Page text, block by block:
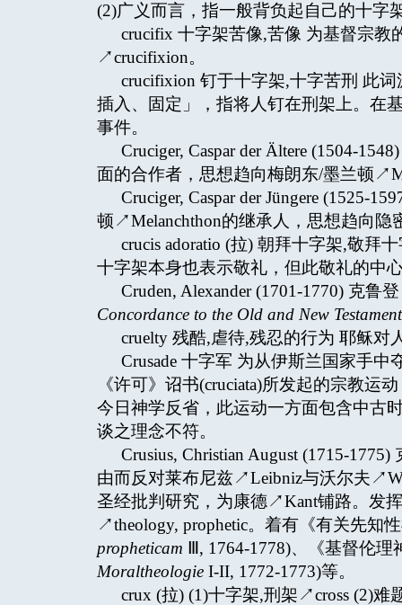
(2)广义而言，指一般背负起自己的十字
crucifix 十字架苦像,苦像 为基督宗教
↗crucifixion。
crucifixion 钉于十字架,十字苦刑 此
插入、固定」，指将人钉在刑架上。在
事件。
Cruciger, Caspar der Ältere (1504-
面的合作者，思想趋向梅朗东/墨兰顿
Cruciger, Caspar der Jüngere (1525-
顿↗Melanchthon的继承人，思想趋向
crucis adoratio (拉) 朝拜十字架,敬拜
十字架本身也表示敬礼，但此敬礼的中
Cruden, Alexander (1701-1770) 克鲁
Concordance to the Old and New Testament
cruelty 残酷,虐待,残忍的行为 耶稣
Crusade 十字军 为从伊斯兰国家手
《许可》诏书(cruciata)所发起的宗教运
今日神学反省，此运动一方面包含中古
谈之理念不符。
Crusius, Christian August (1715-
由而反对莱布尼兹↗Leibniz与沃尔夫
圣经批判研究，为康德↗Kant铺路。发
↗theology, prophetic。着有《有关先知
propheticam
Ⅲ, 1764-1778)、《基督伦
Moraltheologie I-II, 1772-1773)等。
crux (拉) (1)十字架,刑架↗cross (2)难